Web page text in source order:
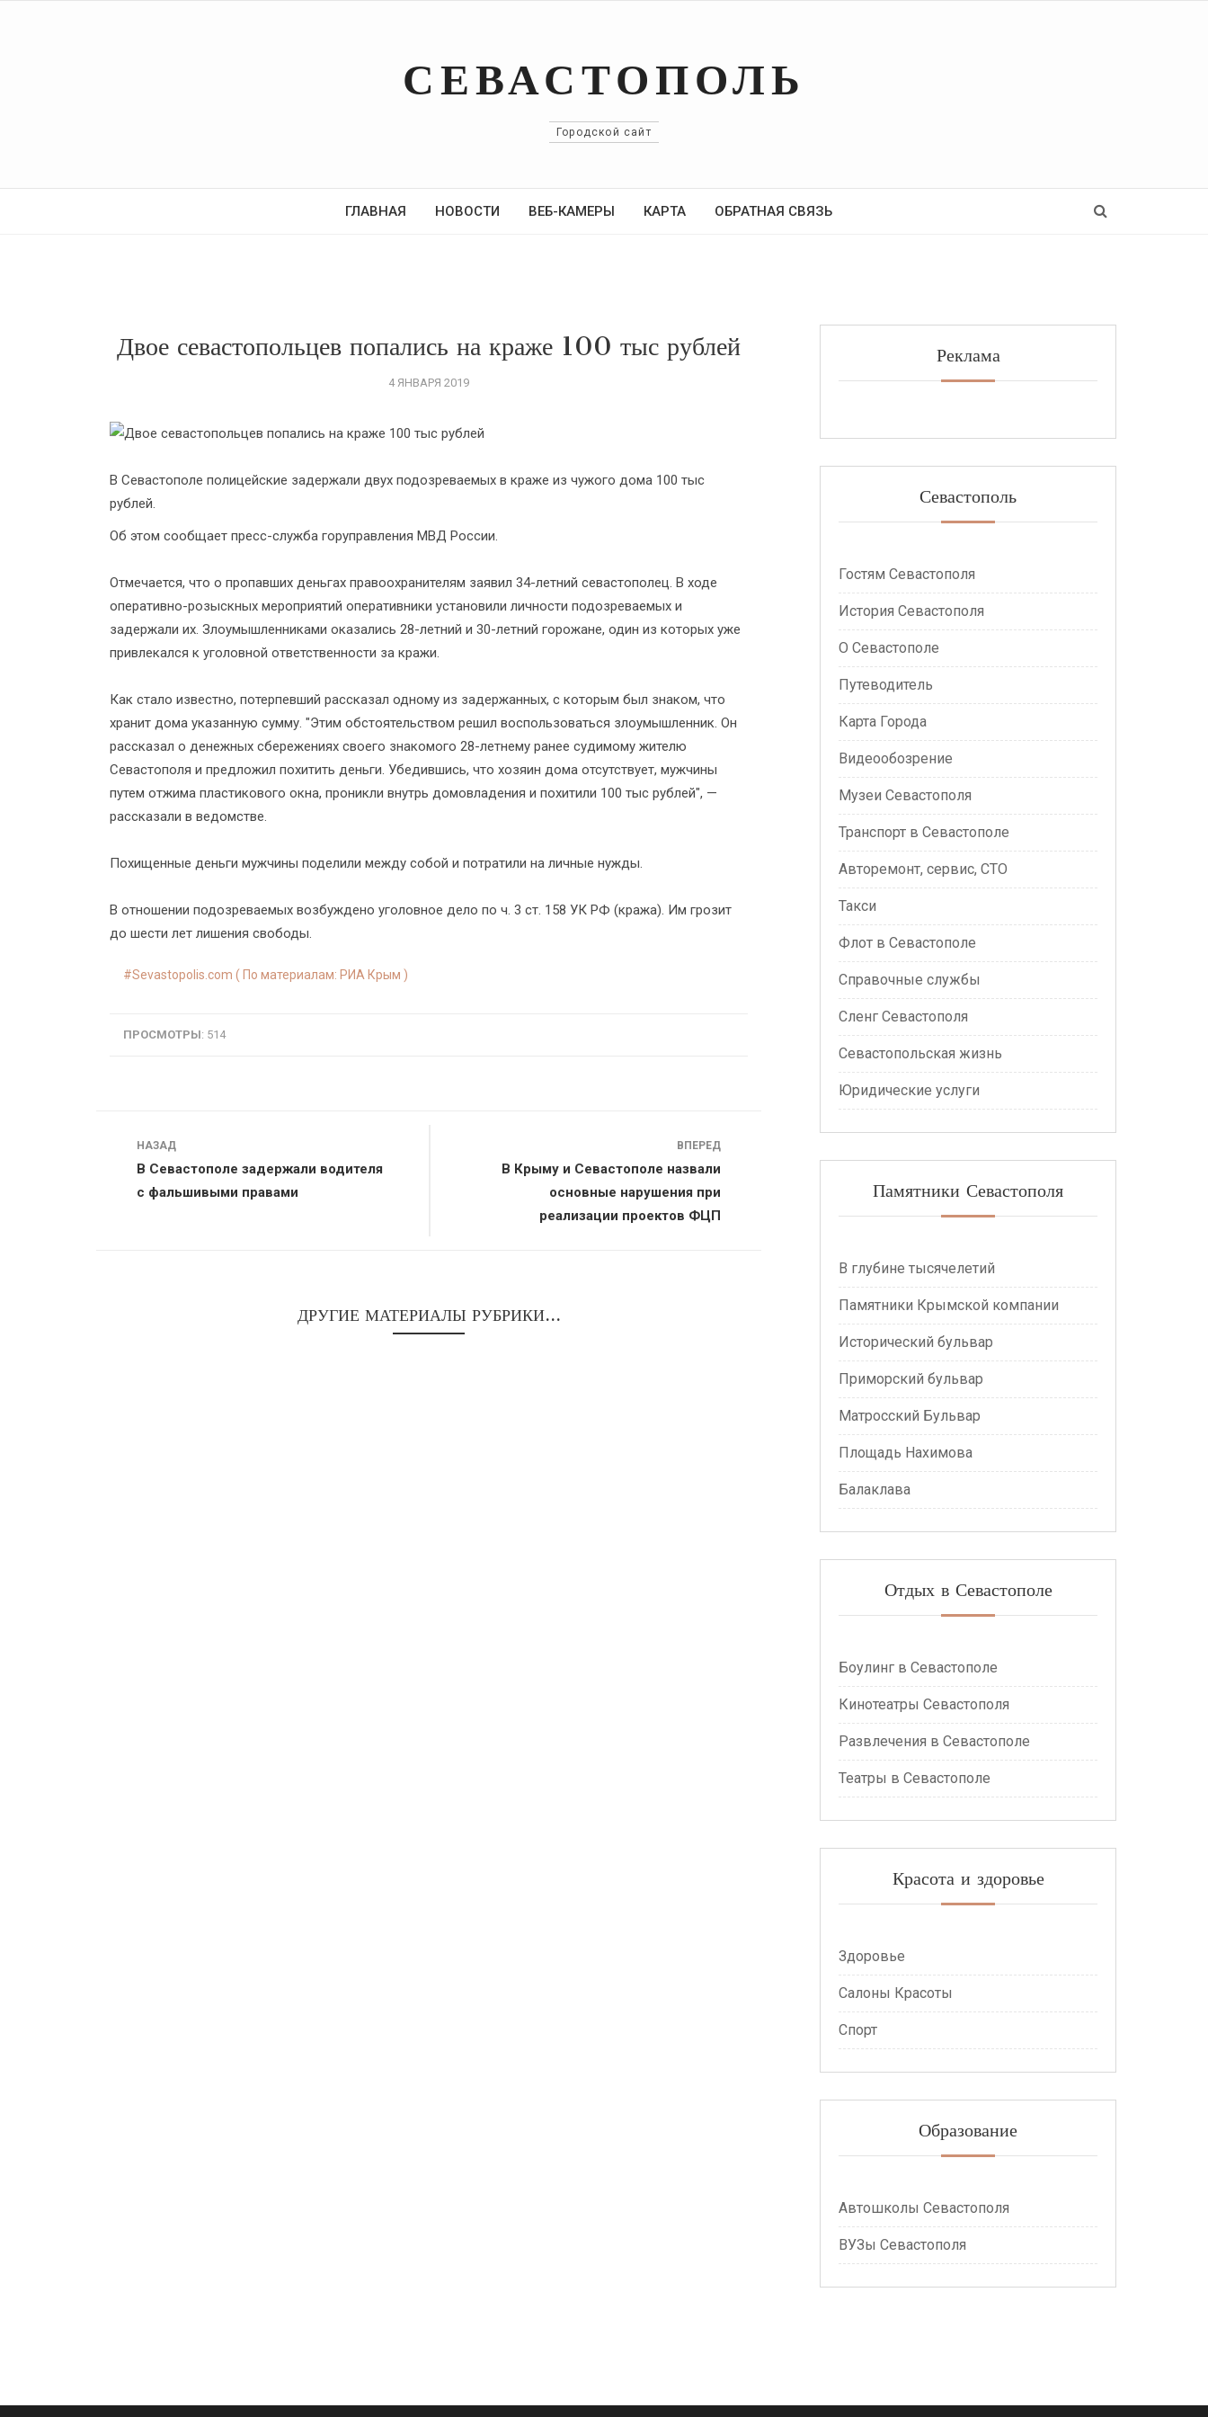
СЕВАСТОПОЛЬ
Городской сайт
ГЛАВНАЯ НОВОСТИ ВЕБ-КАМЕРЫ КАРТА ОБРАТНАЯ СВЯЗЬ
Двое севастопольцев попались на краже 100 тыс рублей
4 ЯНВАРЯ 2019
В Севастополе полицейские задержали двух подозреваемых в краже из чужого дома 100 тыс
рублей.
Об этом сообщает пресс-служба горуправления МВД России.
Отмечается, что о пропавших деньгах правоохранителям заявил 34-летний севастополец. В ходе
оперативно-розыскных мероприятий оперативники установили личности подозреваемых и
задержали их. Злоумышленниками оказались 28-летний и 30-летний горожане, один из которых уже
привлекался к уголовной ответственности за кражи.
Как стало известно, потерпевший рассказал одному из задержанных, с которым был знаком, что
хранит дома указанную сумму. "Этим обстоятельством решил воспользоваться злоумышленник. Он
рассказал о денежных сбережениях своего знакомого 28-летнему ранее судимому жителю
Севастополя и предложил похитить деньги. Убедившись, что хозяин дома отсутствует, мужчины
путем отжима пластикового окна, проникли внутрь домовладения и похитили 100 тыс рублей", —
рассказали в ведомстве.
Похищенные деньги мужчины поделили между собой и потратили на личные нужды.
В отношении подозреваемых возбуждено уголовное дело по ч. 3 ст. 158 УК РФ (кража). Им грозит
до шести лет лишения свободы.
Sevastopolis.com ( По материалам: РИА Крым )
ПРОСМОТРЫ: 514
Навигация
НАЗАД
В Севастополе задержали водителя
с фальшивыми правами
ВПЕРЕД
В Крыму и Севастополе назвали
основные нарушения при
реализации проектов ФЦП
ДРУГИЕ МАТЕРИАЛЫ РУБРИКИ...
Реклама
Севастополь
Гостям Севастополя
История Севастополя
О Севастополе
Путеводитель
Карта Города
Видеообозрение
Музеи Севастополя
Транспорт в Севастополе
Авторемонт, сервис, СТО
Такси
Флот в Севастополе
Справочные службы
Сленг Севастополя
Севастопольская жизнь
Юридические услуги
Памятники Севастополя
В глубине тысячелетий
Памятники Крымской компании
Исторический бульвар
Приморский бульвар
Матросский Бульвар
Площадь Нахимова
Балаклава
Отдых в Севастополе
Боулинг в Севастополе
Кинотеатры Севастополя
Развлечения в Севастополе
Театры в Севастополе
Красота и здоровье
Здоровье
Салоны Красоты
Спорт
Образование
Автошколы Севастополя
ВУЗы Севастополя